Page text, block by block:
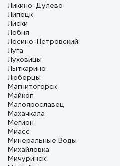
Ликино-Дулево
Липецк
Лиски
Лобня
Лосино-Петровский
Луга
Луховицы
Лыткарино
Люберцы
Магнитогорск
Майкоп
Малоярославец
Махачкала
Мегион
Миасс
Минеральные Воды
Михайловка
Мичуринск